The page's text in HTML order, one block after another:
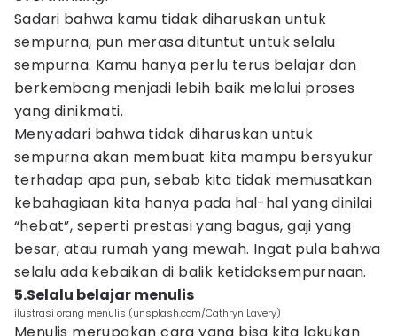
Sadari bahwa kamu tidak diharuskan untuk
sempurna, pun merasa dituntut untuk selalu
sempurna. Kamu hanya perlu terus belajar dan
berkembang menjadi lebih baik melalui proses
yang dinikmati.
Menyadari bahwa tidak diharuskan untuk
sempurna akan membuat kita mampu bersyukur
terhadap apa pun, sebab kita tidak memusatkan
kebahagiaan kita hanya pada hal-hal yang dinilai
“hebat”, seperti prestasi yang bagus, gaji yang
besar, atau rumah yang mewah. Ingat pula bahwa
selalu ada kebaikan di balik ketidaksempurnaan.
5.Selalu belajar menulis
ilustrasi orang menulis (unsplash.com/Cathryn Lavery)